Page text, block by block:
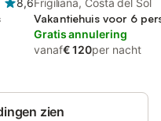
8,6Frigiliana, Costa del Sol
Vakantiehuis voor 6
Gratis annulering
vanaf€ 120per nacht
zien